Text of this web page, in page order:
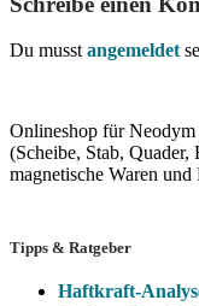
Du musst angemeldet
Onlineshop für Neodym
(Scheibe, Stab,
magnetische Waren und
Tipps & Ratgeber
Haftkraft-